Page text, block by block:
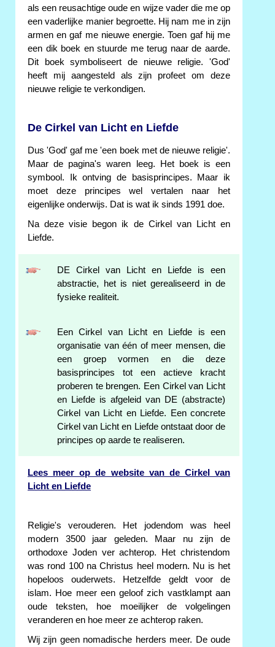
als een reusachtige oude en wijze vader die me op
een vaderlijke manier begroette. Hij nam me in zijn
armen en gaf me nieuwe energie. Toen gaf hij me
een dik boek en stuurde me terug naar de aarde.
Dit boek symboliseert de nieuwe religie. 'God'
heeft mij aangesteld als zijn profeet om deze
nieuwe religie te verkondigen.
De Cirkel van Licht en Liefde
Dus 'God' gaf me 'een boek met de nieuwe religie'.
Maar de pagina's waren leeg. Het boek is een
symbool. Ik ontving de basisprincipes. Maar ik
moet deze principes wel vertalen naar het
eigenlijke onderwijs. Dat is wat ik sinds 1991 doe.
Na deze visie begon ik de Cirkel van Licht en
Liefde.
DE Cirkel van Licht en Liefde is een
abstractie, het is niet gerealiseerd in de
fysieke realiteit.
Een Cirkel van Licht en Liefde is een
organisatie van één of meer mensen, die
een groep vormen en die deze
basisprincipes tot een actieve kracht
proberen te brengen. Een Cirkel van Licht
en Liefde is afgeleid van DE (abstracte)
Cirkel van Licht en Liefde. Een concrete
Cirkel van Licht en Liefde ontstaat door de
principes op aarde te realiseren.
Lees meer op de website van de Cirkel van
Licht en Liefde
Religie's verouderen. Het jodendom was heel
modern 3500 jaar geleden. Maar nu zijn de
orthodoxe Joden ver achterop. Het christendom
was rond 100 na Christus heel modern. Nu is het
hopeloos ouderwets. Hetzelfde geldt voor de
islam. Hoe meer een geloof zich vastklampt aan
oude teksten, hoe moeilijker de volgelingen
veranderen en hoe meer ze achterop raken.
Wij zijn geen nomadische herders meer. De oude